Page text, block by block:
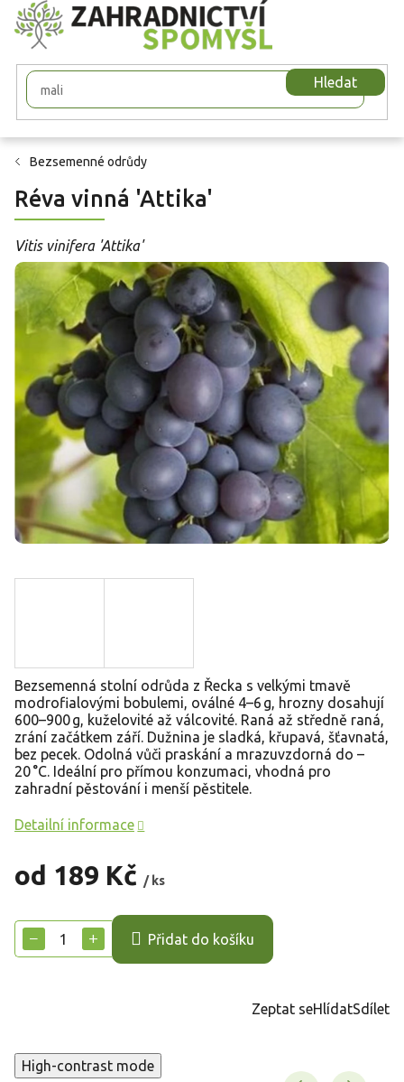
Přejít
na
obsah
Hledat
Bezsemenné odrůdy
Réva vinná 'Attika'
Vitis vinifera 'Attika'
od 189 Kč / ks
cena:
+
− Přidat do košíku
Bezsemenná stolní odrůda z Řecka s velkými tmavě
modrofialovými bobulemi, oválné 4–6 g, hrozny dosahují
600–900 g, kuželovité až válcovité. Raná až středně raná,
zrání začátkem září. Dužnina je sladká, křupavá, šťavnatá,
bez pecek. Odolná vůči praskání a mrazuvzdorná do –
20 °C. Ideální pro přímou konzumaci, vhodná pro
zahradní pěstování i menší pěstitele.
Detailní informace
Zeptat seHlídatSdílet
High-contrast mode